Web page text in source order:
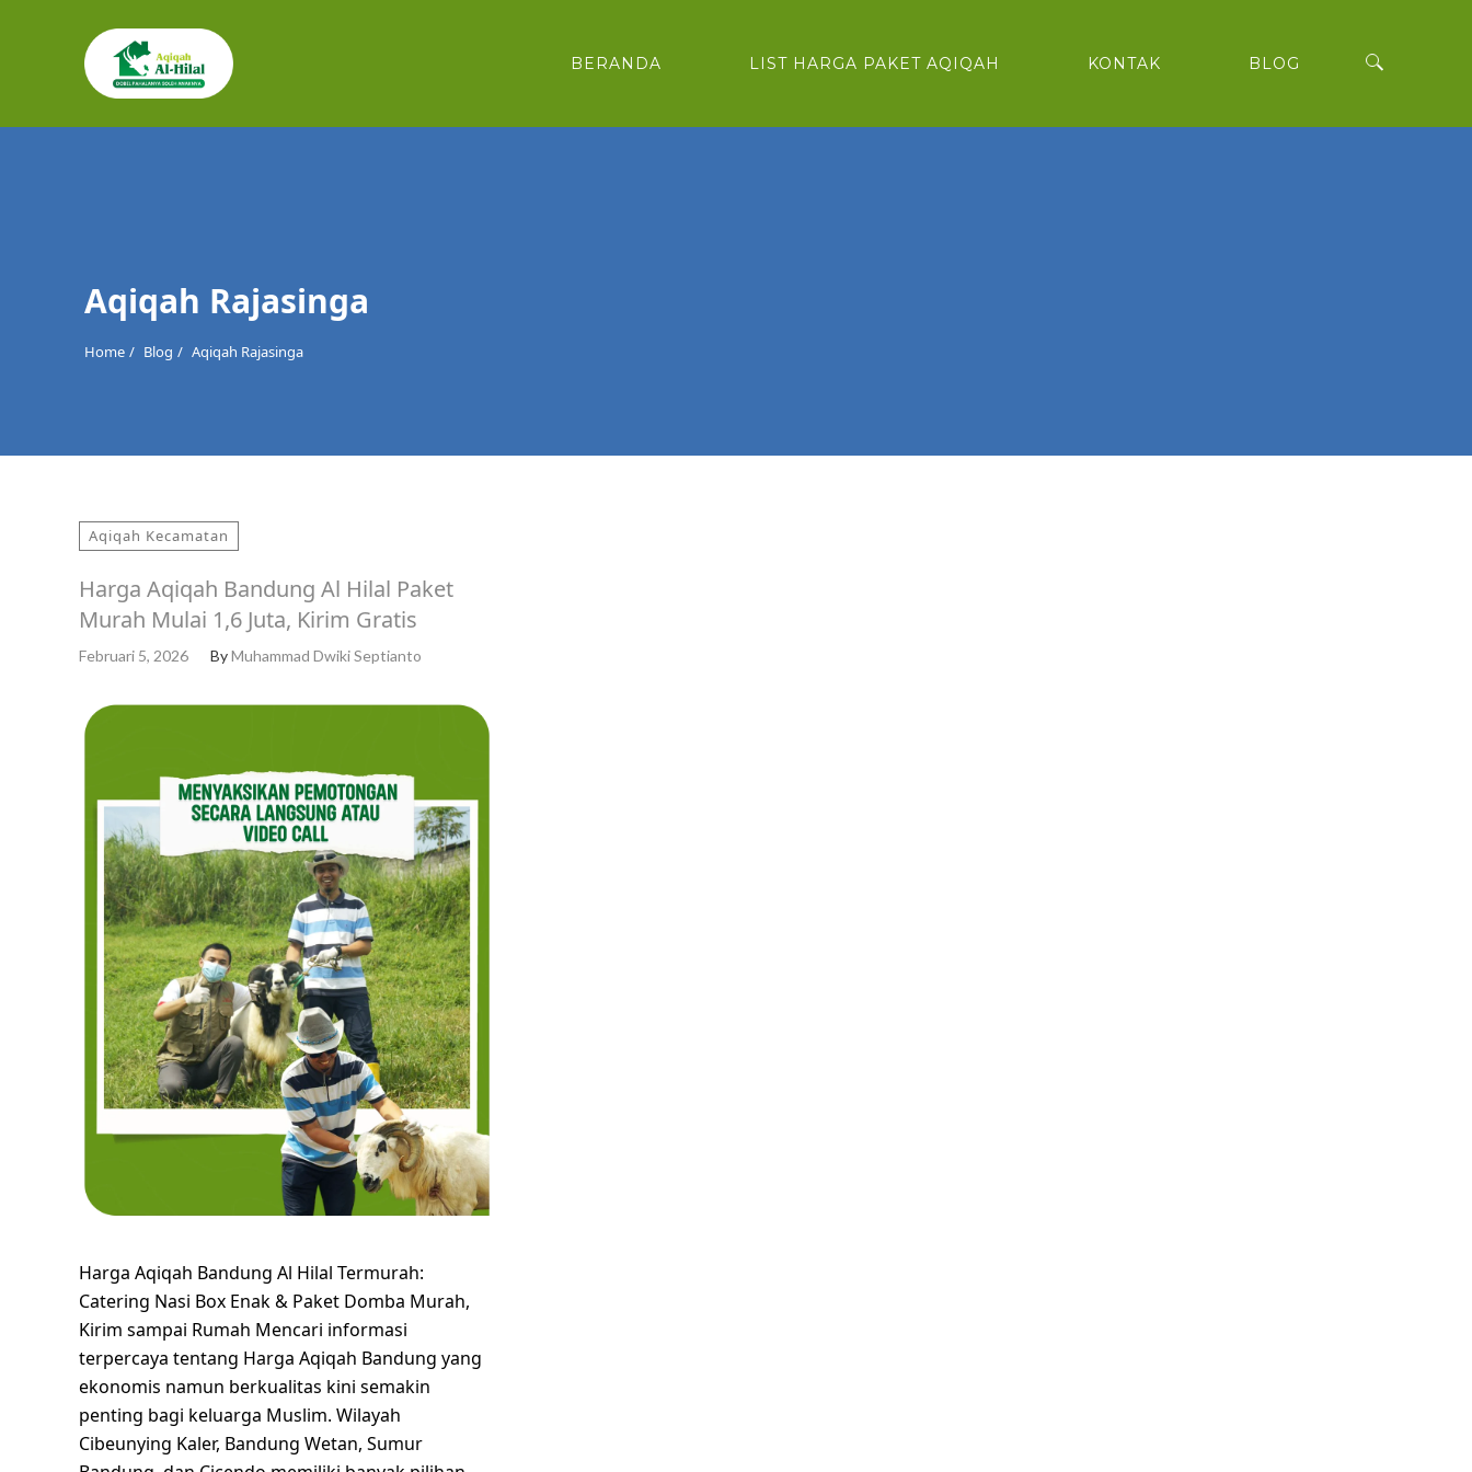
BERANDA LIST HARGA PAKET AQIQAH KONTAK BLOG
Cari
Aqiqah Rajasinga
Home Blog Aqiqah Rajasinga
Aqiqah Kecamatan
Harga Aqiqah Bandung Al Hilal Paket
Murah Mulai 1,6 Juta, Kirim Gratis
Februari 5, 2026 ByMuhammad Dwiki Septianto
Harga Aqiqah Bandung Al Hilal Termurah:
Catering Nasi Box Enak & Paket Domba Murah,
Kirim sampai Rumah Mencari informasi
terpercaya tentang Harga Aqiqah Bandung yang
ekonomis namun berkualitas kini semakin
penting bagi keluarga Muslim. Wilayah
Cibeunying Kaler, Bandung Wetan, Sumur